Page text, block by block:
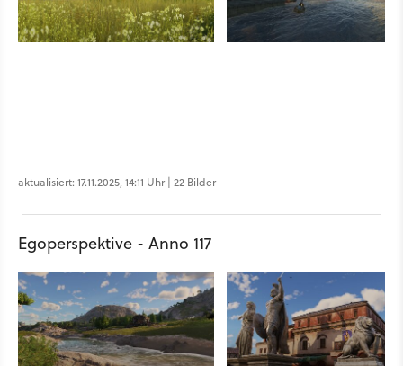
aktualisiert: 17.11.2025, 14:11 Uhr | 22 Bilder
Egoperspektive - Anno 117